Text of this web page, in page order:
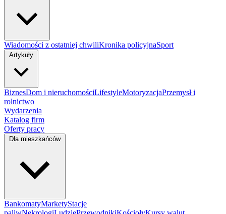
Wiadomości z ostatniej chwiliKronika policyjnaSport
Artykuły
BiznesDom i nieruchomościLifestyleMotoryzacjaPrzemysł i
rolnictwo
Wydarzenia
Katalog firm
Oferty pracy
Dla mieszkańców
BankomatyMarketyStacje